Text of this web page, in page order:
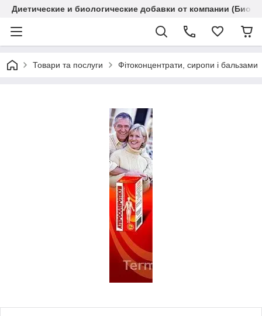
Диетические и биологические добавки от компании
Товари та послуги Фітоконцентрати, сиропи і бальзами